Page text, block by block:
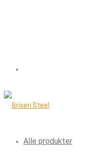
Alle produkter